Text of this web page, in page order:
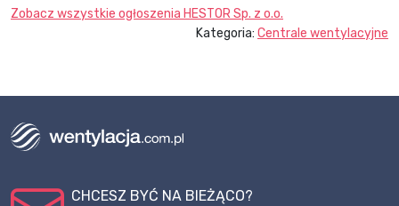
Zobacz wszystkie ogłoszenia HESTOR Sp. z o.o.
Kategoria: Centrale wentylacyjne
CHCESZ BYĆ NA BIEŻĄCO?